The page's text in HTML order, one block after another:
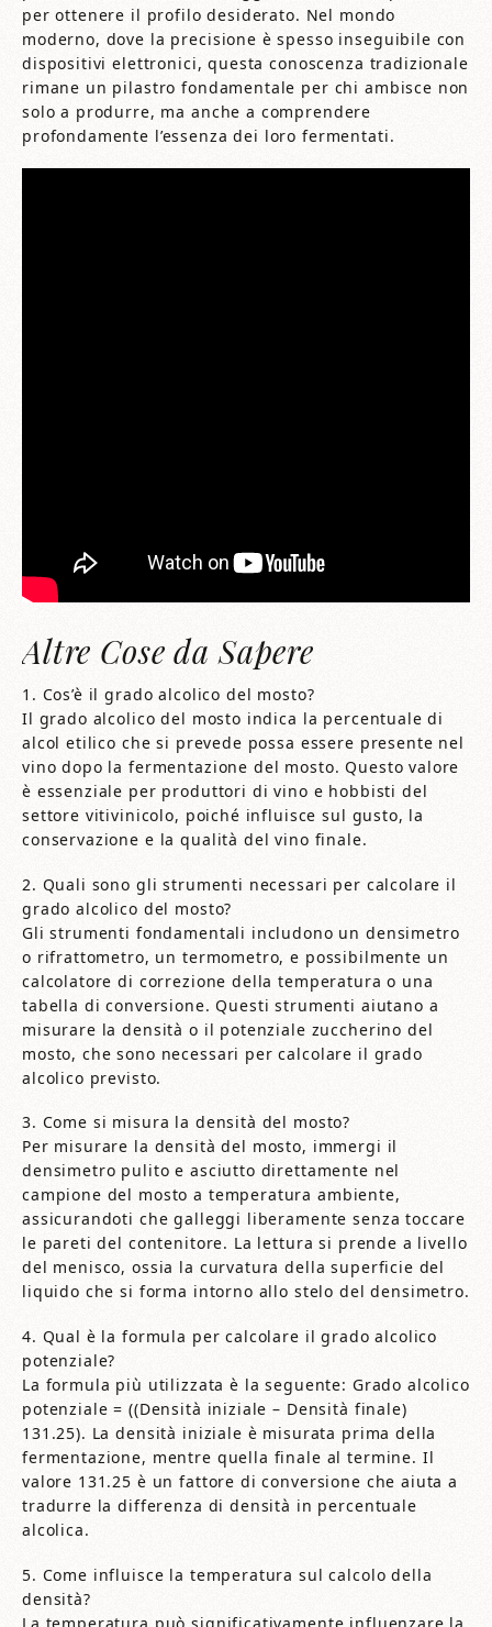
per ottenere il profilo desiderato. Nel mondo
moderno, dove la precisione è spesso inseguibile con
dispositivi elettronici, questa conoscenza tradizionale
rimane un pilastro fondamentale per chi ambisce non
solo a produrre, ma anche a comprendere
profondamente l’essenza dei loro fermentati.
Altre Cose da Sapere
1. Cos’è il grado alcolico del mosto?
Il grado alcolico del mosto indica la percentuale di
alcol etilico che si prevede possa essere presente nel
vino dopo la fermentazione del mosto. Questo valore
è essenziale per produttori di vino e hobbisti del
settore vitivinicolo, poiché influisce sul gusto, la
conservazione e la qualità del vino finale.
2. Quali sono gli strumenti necessari per calcolare il
grado alcolico del mosto?
Gli strumenti fondamentali includono un densimetro
o rifrattometro, un termometro, e possibilmente un
calcolatore di correzione della temperatura o una
tabella di conversione. Questi strumenti aiutano a
misurare la densità o il potenziale zuccherino del
mosto, che sono necessari per calcolare il grado
alcolico previsto.
3. Come si misura la densità del mosto?
Per misurare la densità del mosto, immergi il
densimetro pulito e asciutto direttamente nel
campione del mosto a temperatura ambiente,
assicurandoti che galleggi liberamente senza toccare
le pareti del contenitore. La lettura si prende a livello
del menisco, ossia la curvatura della superficie del
liquido che si forma intorno allo stelo del densimetro.
4. Qual è la formula per calcolare il grado alcolico
potenziale?
La formula più utilizzata è la seguente: Grado alcolico
potenziale = ((Densità iniziale – Densità finale)
131.25). La densità iniziale è misurata prima della
fermentazione, mentre quella finale al termine. Il
valore 131.25 è un fattore di conversione che aiuta a
tradurre la differenza di densità in percentuale
alcolica.
5. Come influisce la temperatura sul calcolo della
densità?